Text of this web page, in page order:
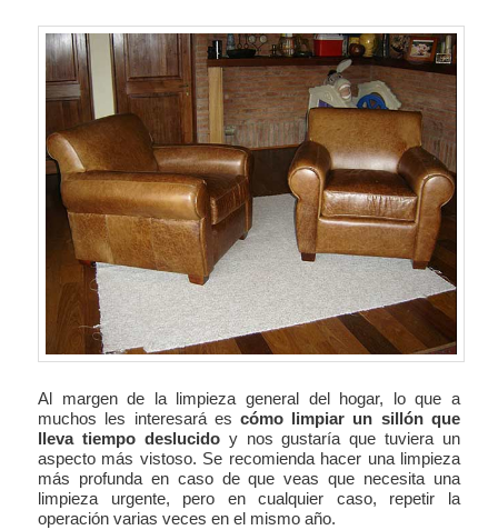
Al margen de la limpieza general del hogar, lo que a
muchos les interesará es cómo limpiar un sillón que
lleva tiempo deslucidoy nos gustaría que tuviera un
aspecto más vistoso. Se recomienda hacer una limpieza
más profunda en caso de que veas que necesita una
limpieza urgente, pero en cualquier caso, repetir la
operación varias veces en el mismo año.